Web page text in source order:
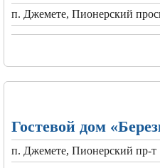
п. Джемете, Пионерский
Гостевой дом
п. Джемете, Пионерский пр-т